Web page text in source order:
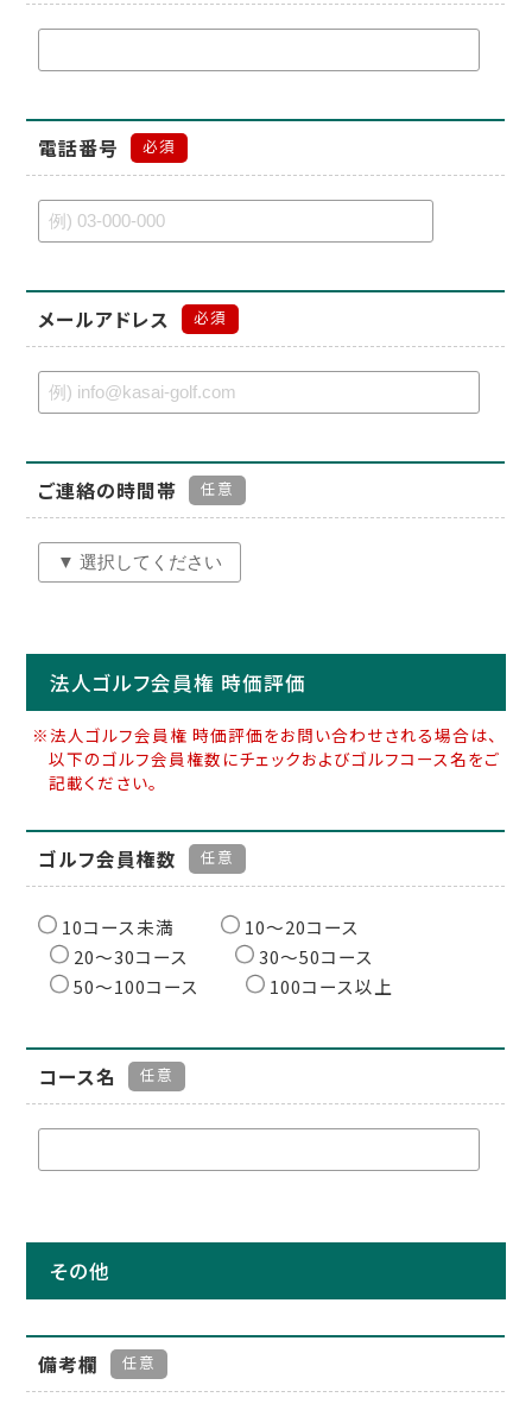
電話番号 必須
メールアドレス 必須
ご連絡の時間帯 任意
法人ゴルフ会員権 時価評価
※法人ゴルフ会員権 時価評価をお問い合わせされる場合は、
以下のゴルフ会員権数にチェックおよびゴルフコース名をご
記載ください。
ゴルフ会員権数 任意
10コース未満
10〜20コース
20〜30コース
30〜50コース
50〜100コース
100コース以上
コース名 任意
その他
備考欄 任意